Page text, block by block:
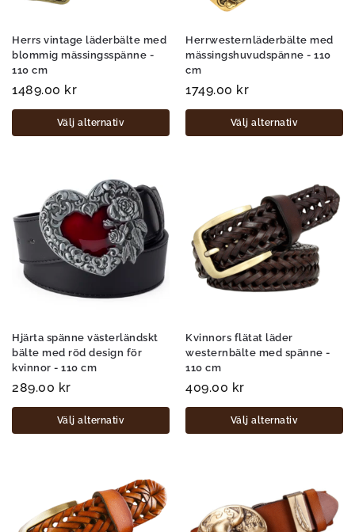
Herrs vintage läderbälte med
blommig mässingsspänne -
110 cm
1489.00 kr
Välj alternativ
Herrwesternläderbälte med
mässingshuvudspänne - 110
cm
1749.00 kr
Välj alternativ
Hjärta spänne västerländskt
bälte med röd design för
kvinnor - 110 cm
289.00 kr
Välj alternativ
Kvinnors flätat läder
westernbälte med spänne -
110 cm
409.00 kr
Välj alternativ